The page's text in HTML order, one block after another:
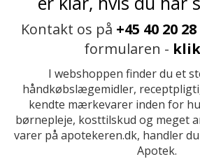
Kontakt os på +45 40 20 28
formularen -
I webshoppen finder du et
håndkøbslægemidler,
kendte mærkevarer inden for
børnepleje, kosttilskud og meget
varer på apotekeren.dk, handler
Apotek.